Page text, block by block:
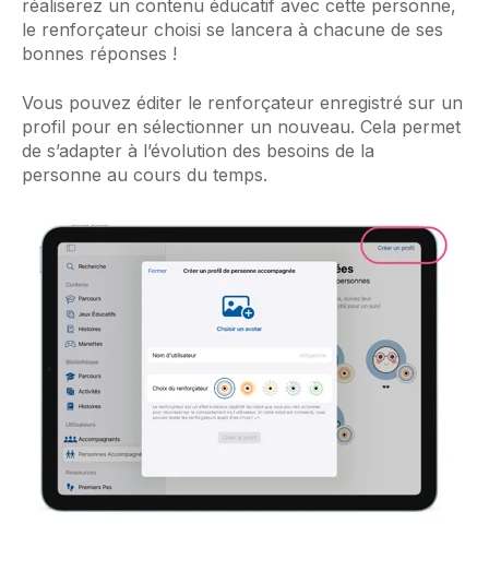
réaliserez un contenu éducatif avec cette personne,
le renforçateur choisi se lancera à chacune de ses
bonnes réponses !
Vous pouvez éditer le renforçateur enregistré sur un
profil pour en sélectionner un nouveau. Cela permet
de s’adapter à l’évolution des besoins de la
personne au cours du temps.